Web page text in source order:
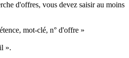
d'offres, vous devez saisir au moins
mot-clé, n° d'offre »
».